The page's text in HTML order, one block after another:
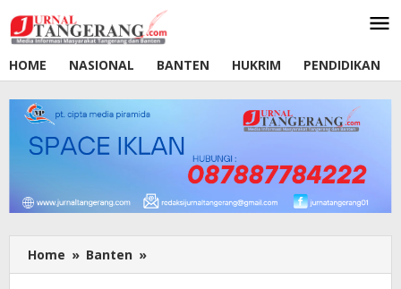
ke
konten
HOME
NASIONAL BANTEN HUKRIM PENDIDIKAN
Home » Banten »
Puncak